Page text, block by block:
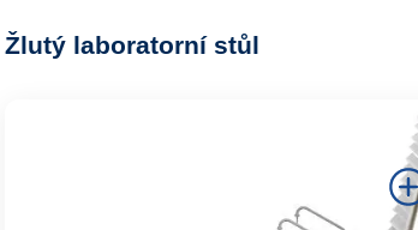
Žlutý laboratorní stůl